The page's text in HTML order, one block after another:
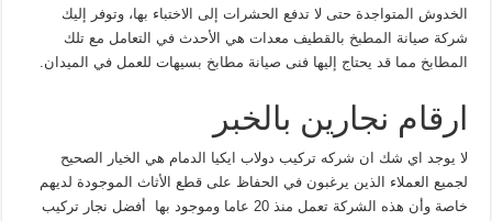
الخدوش المتواجدة حتى لا تدفع الحشرات إلى الاختباء بها، وتوفر إليك
شركة صيانة المطبخ بالقطيف معدات هي الأحدث في التعامل مع تلك
المطابخ مما قد يحتاج إليها فنى صيانة مطابخ بسيهات للعمل في الميدان.
ارقام نجارين بالخبر
لا يوجد اي شك ان شركه تركيب دولاب ايكيا الدمام هي الخيار الصحيح
لجميع العملاء الذين يرغبون في الحفاظ على قطع الأثاث الموجودة لديهم
خاصة وأن هذه الشركة تعمل منذ 20 عاما وموجود بها أفضل نجار تركيب